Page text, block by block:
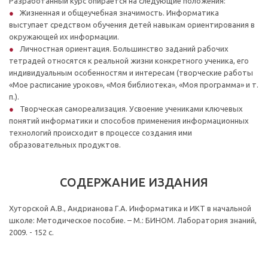
Жизненная и общеучебная значимость. Информатика
выступает средством обучения детей навыкам ориентирования в
окружающей их информации.
Личностная ориентация. Большинство заданий рабочих
тетрадей относятся к реальной жизни конкретного ученика, его
индивидуальным особенностям и интересам (творческие работы
«Мое расписание уроков», «Моя библиотека», «Моя программа» и т.
п.).
Творческая самореализация. Усвоение учениками ключевых
понятий информатики и способов применения информационных
технологий происходит в процессе создания ими
образовательных продуктов.
СОДЕРЖАНИЕ ИЗДАНИЯ
Хуторской А.В., Андрианова Г.А. Информатика и ИКТ в начальной
школе: Методическое пособие. – М.: БИНОМ. Лаборатория знаний,
2009. - 152 с.